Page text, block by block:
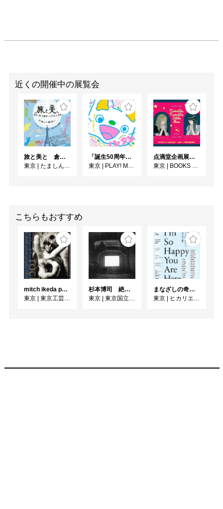
近くの開催中の展覧会
旅と美と 倉田三郎と美術家たちが出会った異国
東京
たましん美術館
「誕生50周年記念 ノンタン ずっとともだち!!!」展
東京
PLAY! MUSEUM
点滴堂企画展「Twinkle, Twinkle, Little Star」
東京
BOOKS & GALLERY cafe 点滴堂
こちらもおすすめ
mitch ikeda photography exhibition「rocks」
東京
東京工芸大学 写大ギャラリー
杉本博司 絶滅写真
東京
東京国立近代美術館
まなざしの奇跡 日本女性写真家の冒険
東京
ヒカリエホール